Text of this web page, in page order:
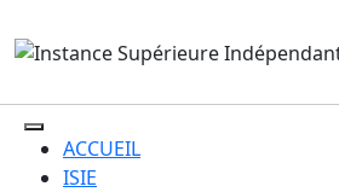
ACCUEIL
ISIE